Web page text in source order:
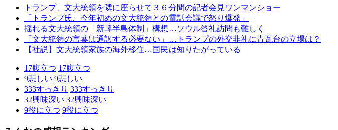
トランプ、文大統領を隣に座らせて３６分間の記者会見ワンマンショー
「トランプ氏、今年初めの文大統領との電話会議で怒り爆発」
揺れる文大統領の「新韓半島体制」構想…ソウル答礼訪問も難しく
「文大統領の言葉は通訳する必要ない」…トランプの外交非礼に青瓦台の立場は？
【社説】文大統領家族の海外移住…国民は知りたがっている
17腹立つ 17腹立つ
9悲しい 9悲しい
333すっきり 333すっきり
32興味深い 32興味深い
9役に立つ 9役に立つ